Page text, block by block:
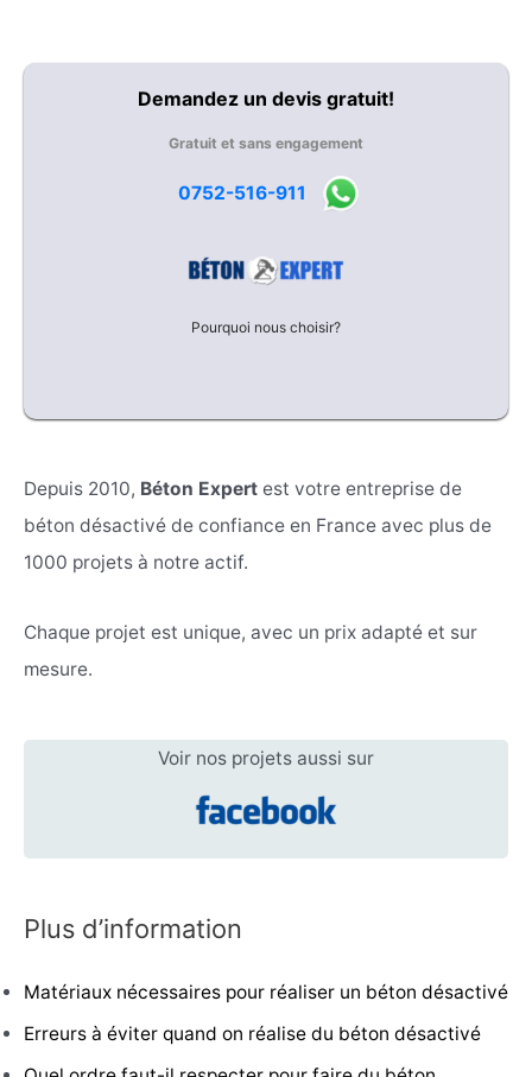
Demandez un devis gratuit!
Gratuit et sans engagement
0752-516-911
Pourquoi nous choisir?
Depuis 2010, Béton Expert est votre entreprise de
béton désactivé de confiance en France avec plus de
1000 projets à notre actif.
Chaque projet est unique, avec un prix adapté et sur
mesure.
Voir nos projets aussi sur
Plus d’information
Matériaux nécessaires pour réaliser un béton désactivé
Erreurs à éviter quand on réalise du béton désactivé